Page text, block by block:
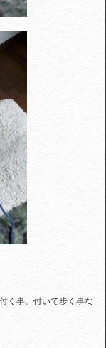
く事、付いて歩く事な